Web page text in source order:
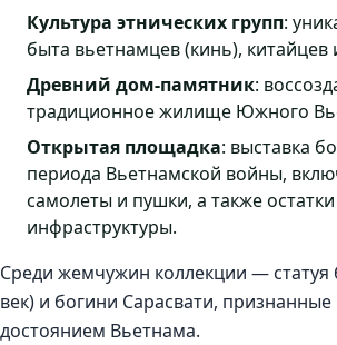
Культура этнических групп:
быта вьетнамцев (кинь), китайцев
Древний дом-памятник:
традиционное жилище Южного
Открытая площадка: выставка
периода Вьетнамской войны,
самолеты и пушки, а также
инфраструктуры.
Среди жемчужин коллекции — статуя
век) и богини Сарасвати,
достоянием Вьетнама.